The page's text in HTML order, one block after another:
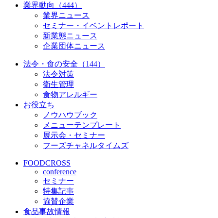
業界動向（444）
業界ニュース
セミナー・イベントレポート
新業態ニュース
企業団体ニュース
法令・食の安全（144）
法令対策
衛生管理
食物アレルギー
お役立ち
ノウハウブック
メニューテンプレート
展示会・セミナー
フーズチャネルタイムズ
FOODCROSS
conference
セミナー
特集記事
協賛企業
食品事故情報